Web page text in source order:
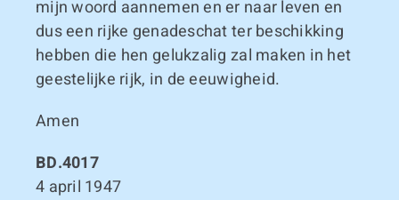
mijn woord aannemen en er naar leven en
dus een rijke genadeschat ter beschikking
hebben die hen gelukzalig zal maken in het
geestelijke rijk, in de eeuwigheid.
Amen
BD.4017
4 april 1947